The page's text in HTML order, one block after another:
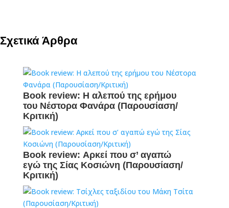
Σχετικά Άρθρα
Book review: Η αλεπού της ερήμου
του Νέστορα Φανάρα (Παρουσίαση/
Κριτική)
Book review: Αρκεί που σ’ αγαπώ
εγώ της Σίας Κοσιώνη (Παρουσίαση/
Κριτική)